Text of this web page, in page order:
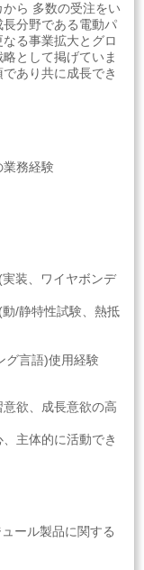
ら 多数の受注をい
分野である電動パ
る事業拡大とグロ
として掲げていま
あり共に成長でき
務経験
装、ワイヤボンデ
/静特性試験、熱抵
グ言語)使用経験
欲、成長意欲の高
主体的に活動でき
ール製品に関する